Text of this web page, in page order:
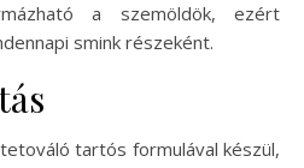
a szemöldök, ezért
smink részeként.
tartós formulával készül,